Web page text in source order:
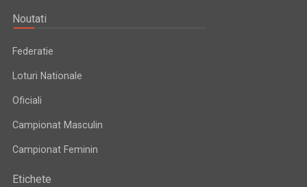
Noutati
Federatie
Loturi Nationale
Oficiali
Campionat Masculin
Campionat Feminin
Etichete